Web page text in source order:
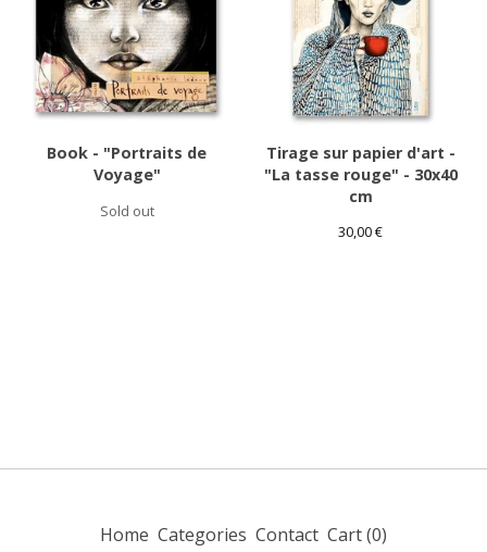
Book - "Portraits de
Voyage"
Sold out
Tirage sur papier d'art -
"La tasse rouge" - 30x40
cm
30,00€
Home Categories Contact Cart (0)